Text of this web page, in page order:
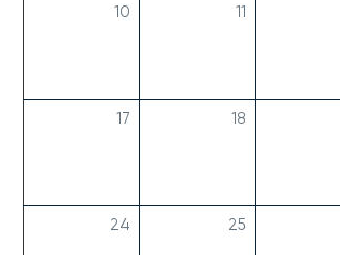
10 11
17 18
24 25